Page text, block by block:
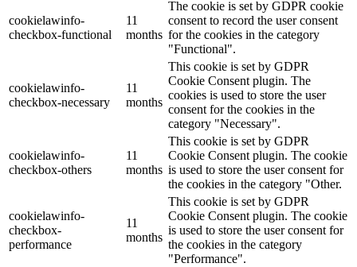
cookielawinfo-
checkbox-functional
11
months
The cookie is set by GDPR cookie
consent to record the user consent
for the cookies in the category
"Functional".
cookielawinfo-
checkbox-necessary
11
months
This cookie is set by GDPR
Cookie Consent plugin. The
cookies is used to store the user
consent for the cookies in the
category "Necessary".
cookielawinfo-
checkbox-others
11
months
This cookie is set by GDPR
Cookie Consent plugin. The cookie
is used to store the user consent for
the cookies in the category "Other.
cookielawinfo-
checkbox-
performance
11
months
This cookie is set by GDPR
Cookie Consent plugin. The cookie
is used to store the user consent for
the cookies in the category
"Performance".